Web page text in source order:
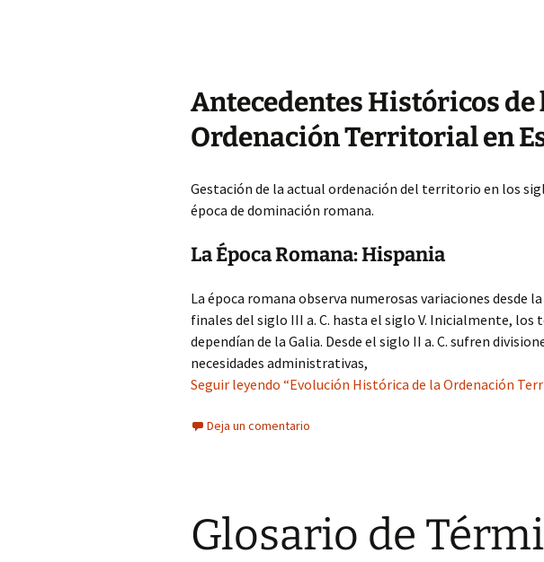
Antecedentes Históricos de
Ordenación Territorial en
Gestación de la actual ordenación del territorio en los
época de dominación romana.
La Época Romana: Hispania
La época romana observa numerosas variaciones desde
finales del siglo III a. C. hasta el siglo V. Inicialmente,
dependían de la Galia. Desde el siglo II a. C. sufren
necesidades administrativas,
Seguir leyendo “Evolución Histórica de la Ordenación
Deja un comentario
Glosario de